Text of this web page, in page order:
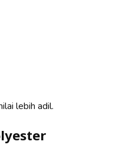
lebih adil.